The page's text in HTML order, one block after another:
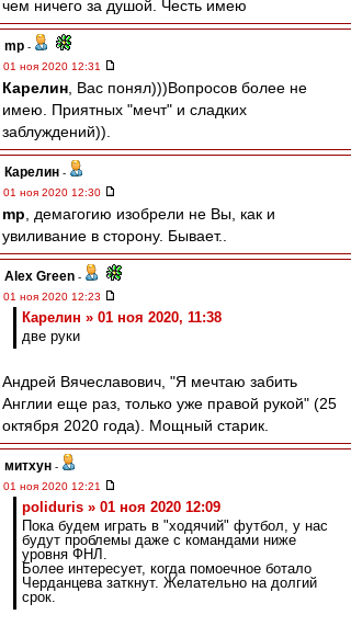
чем ничего за душой. Честь имею
mp -
01 ноя 2020 12:31
Карелин , Вас понял)))Вопросов более не
имею. Приятных "мечт" и сладких
заблуждений)).
Карелин -
01 ноя 2020 12:30
mp , демагогию изобрели не Вы, как и
увиливание в сторону. Бывает..
Alex Green -
01 ноя 2020 12:23
Карелин » 01 ноя 2020, 11:38
две руки
Андрей Вячеславович, "Я мечтаю забить
Англии еще раз, только уже правой рукой" (25
октября 2020 года). Мощный старик.
митхун -
01 ноя 2020 12:21
poliduris » 01 ноя 2020 12:09
Пока будем играть в "ходячий" футбол, у нас
будут проблемы даже с командами ниже
уровня ФНЛ.
Более интересует, когда помоечное ботало
Черданцева заткнут. Желательно на долгий
срок.